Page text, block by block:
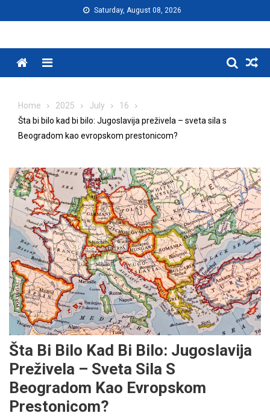
to
Saturday, August 08, 2026
Menu
Home 2025 July
16
Šta bi bilo kad bi bilo: Jugoslavija preživela – sveta sila s
Beogradom kao evropskom prestonicom?
Šta Bi Bilo Kad Bi Bilo: Jugoslavija
Preživela – Sveta Sila S
Beogradom Kao Evropskom
Prestonicom?